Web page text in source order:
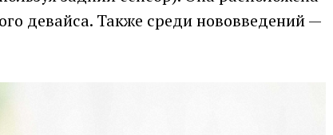
девайса. Также среди нововведений —